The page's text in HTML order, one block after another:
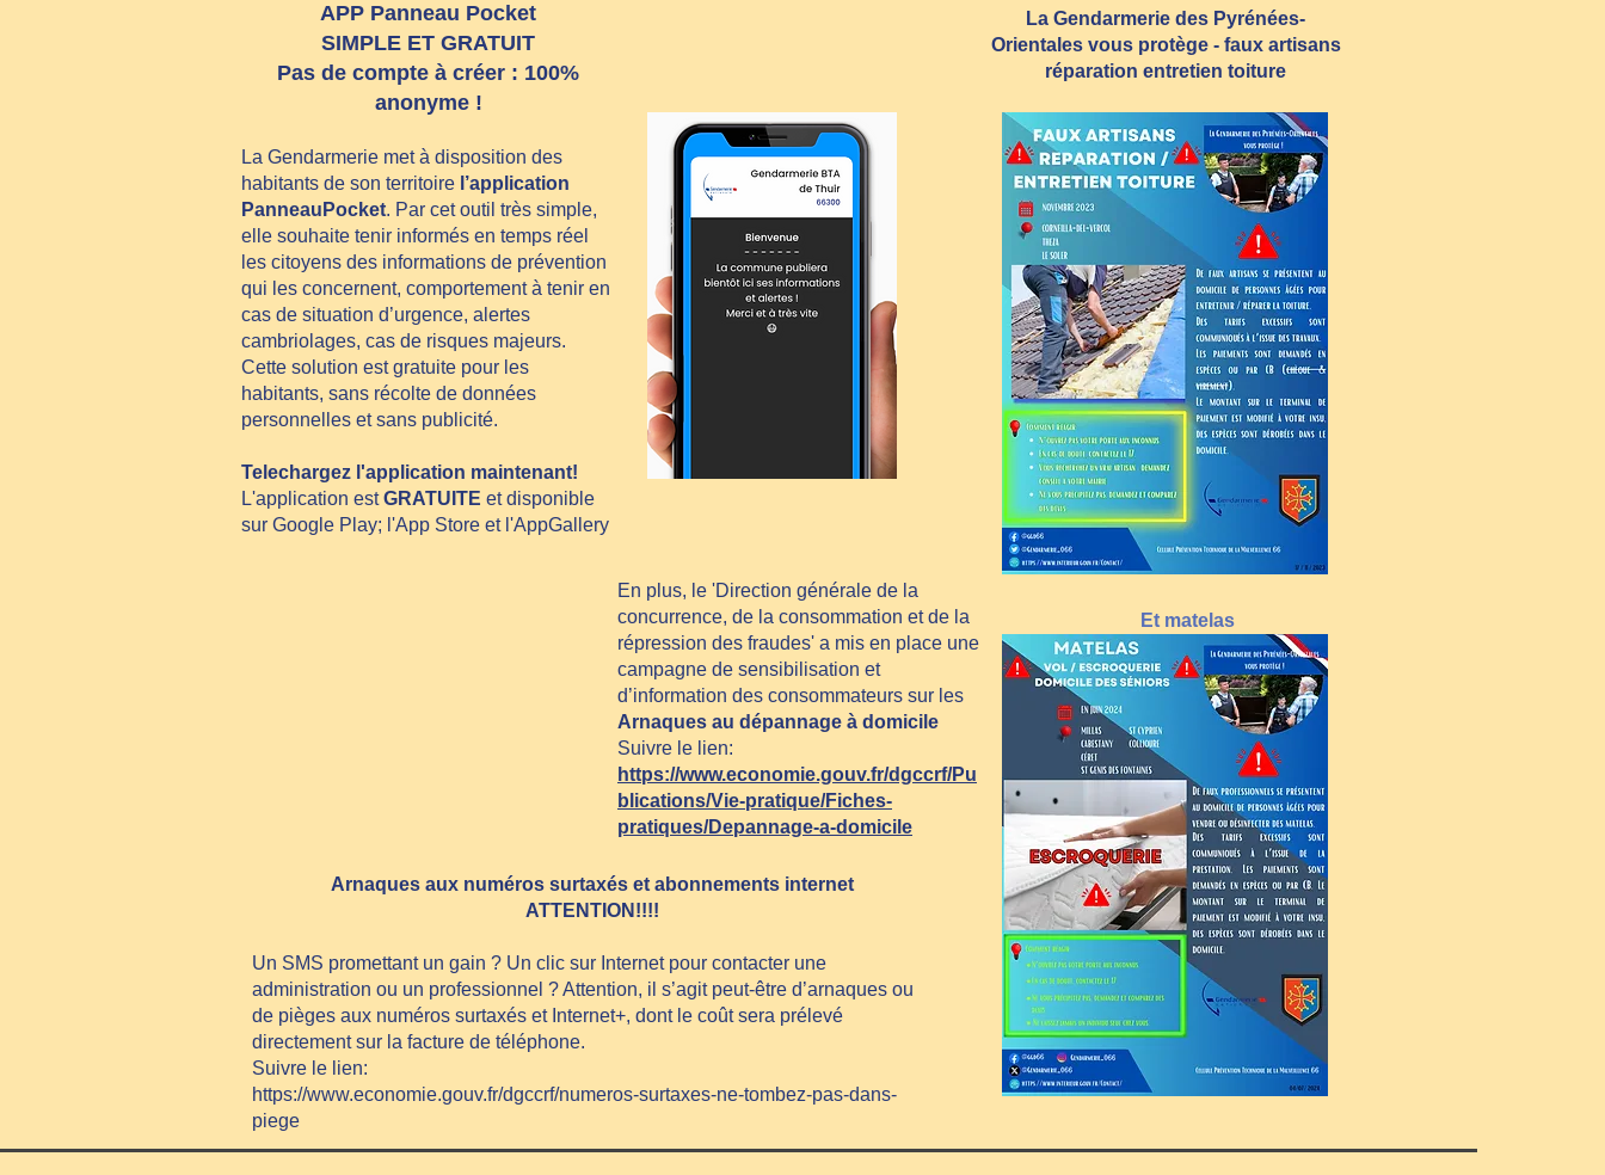
APP Panneau Pocket
SIMPLE ET GRATUIT
Pas de compte à créer : 100%
anonyme !
La Gendarmerie met à disposition des
habitants de son territoire l’application
PanneauPocket. Par cet outil très simple,
elle souhaite tenir informés en temps réel
les citoyens des informations de prévention
qui les concernent, comportement à tenir en
cas de situation d’urgence, alertes
cambriolages, cas de risques majeurs.
Cette solution est gratuite pour les
habitants, sans récolte de données
personnelles et sans publicité.
Telechargez l'application maintenant!
L'application estGRATUITE et disponible
sur Google Play; l'App Store et l'AppGallery
Arnaques aux numéros surtaxés et abonnements internet
ATTENTION!!!!
Un SMS promettant un gain ? Un clic sur Internet pour contacter une
administration ou un professionnel ? Attention, il s’agit peut-être d’arnaques ou
de pièges aux numéros surtaxés et Internet+, dont le coût sera prélevé
directement sur la facture de téléphone.
Suivre le lien:
https://www.economie.gouv.fr/dgccrf/numeros-surtaxes-ne-tombez-pas-dans-
piege
La Gendarmerie des Pyrénées-
Orientales vous protège - faux artisans
réparation entretien toiture
En plus, le 'Direction générale de la
concurrence, de la consommation et de la
répression des fraudes' a mis en place une
campagne de sensibilisation et
d’information des consommateurs sur les
Arnaques au dépannage à domicile
Suivre le lien:
https://www.economie.gouv.fr/dgccrf/Pu
blications/Vie-pratique/Fiches-
pratiques/Depannage-a-domicile
Et matelas